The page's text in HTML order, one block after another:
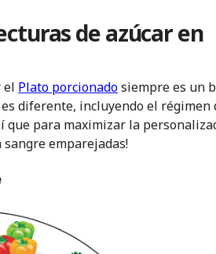
de azúcar en
el Plato porcionadosiempre es un
diferente, incluyendo el régimen
que para maximizar la
emparejadas!